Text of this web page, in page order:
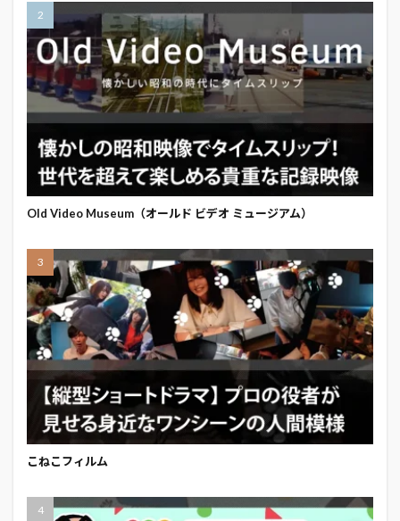
Old Video Museum（オールド ビデオ ミュージアム）
こねこフィルム